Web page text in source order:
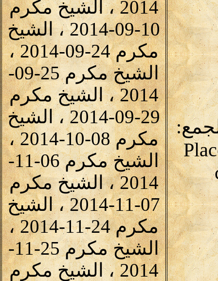
2014 ، الشيخ مكرم
10-09-2014 ، الشيخ
مكرم 24-09-2014 ،
الشيخ مكرم 25-09-
2014 ، الشيخ مكرم
29-09-2014 ، الشيخ
مكرم 08-10-2014 ،
الشيخ مكرم 06-11-
2014 ، الشيخ مكرم
07-11-2014 ، الشيخ
مكرم 24-11-2014 ،
الشيخ مكرم 25-11-
2014 ، الشيخ مكرم